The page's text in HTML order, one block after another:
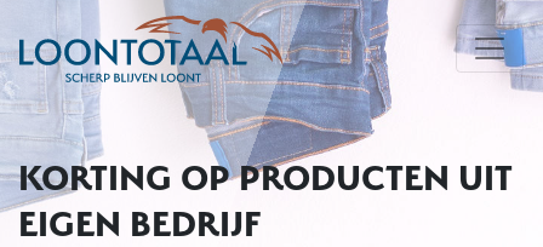
KORTING OP PRODUCTEN UIT
EIGEN BEDRIJF